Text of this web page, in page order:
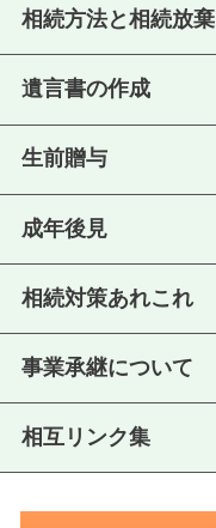
相続方法と相続放棄
遺言書の作成
生前贈与
成年後見
相続対策あれこれ
事業承継について
相互リンク集